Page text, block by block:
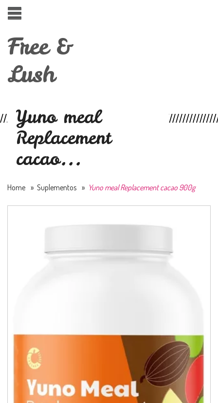
Free &
Lush
Yuno meal
Replacement
cacao...
Home » Suplementos » Yuno meal Replacement cacao 900g